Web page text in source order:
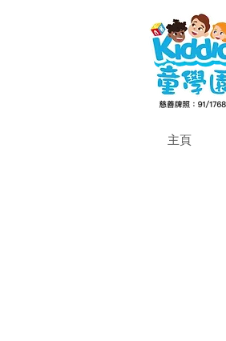
主頁